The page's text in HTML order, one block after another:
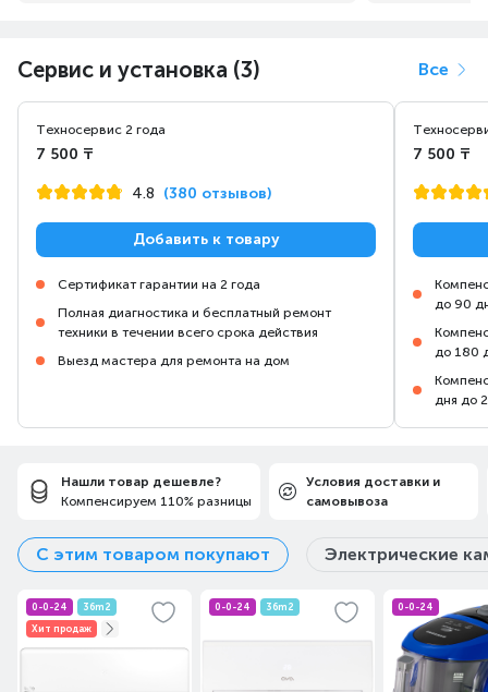
Сервис и установка (3) Все
Техносервис 2 года
7 500 ₸
4.8 (380 отзывов)
Добавить к товару
Сертификат гарантии на 2 года
Полная диагностика и бесплатный ремонт
техники в течении всего срока действия
Выезд мастера для ремонта на дом
7 500 ₸
до 90
до 180
дня до
Нашли товар дешевле?
Компенсируем 110% разницы
Условия доставки и
самовывоза
С этим товаром покупают Электрические
0-0-24
36m2
Хит продаж
0-0-24 36m2 0-0-24